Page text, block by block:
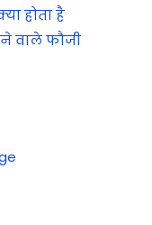
होता है
वाले फौजी